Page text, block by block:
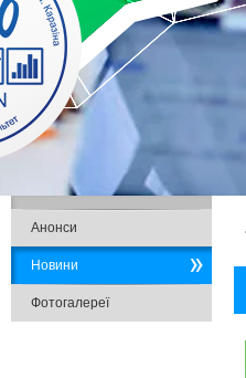
Анонси
Новини
Фотогалереї